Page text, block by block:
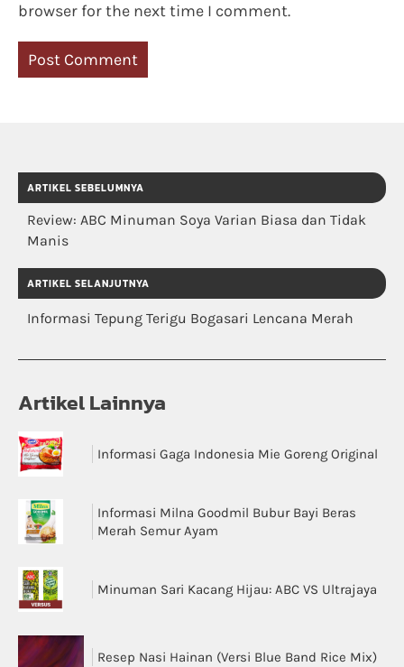
browser for the next time I comment.
ARTIKEL SEBELUMNYA
Review: ABC Minuman Soya Varian Biasa dan Tidak
Manis
ARTIKEL SELANJUTNYA
Informasi Tepung Terigu Bogasari Lencana Merah
Artikel Lainnya
Informasi Gaga Indonesia Mie Goreng Original
Informasi Milna Goodmil Bubur Bayi Beras
Merah Semur Ayam
Minuman Sari Kacang Hijau: ABC VS Ultrajaya
Resep Nasi Hainan (Versi Blue Band Rice Mix)